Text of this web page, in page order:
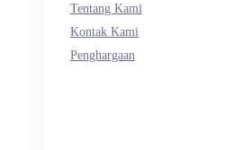
Tentang Kami
Kontak Kami
Penghargaan